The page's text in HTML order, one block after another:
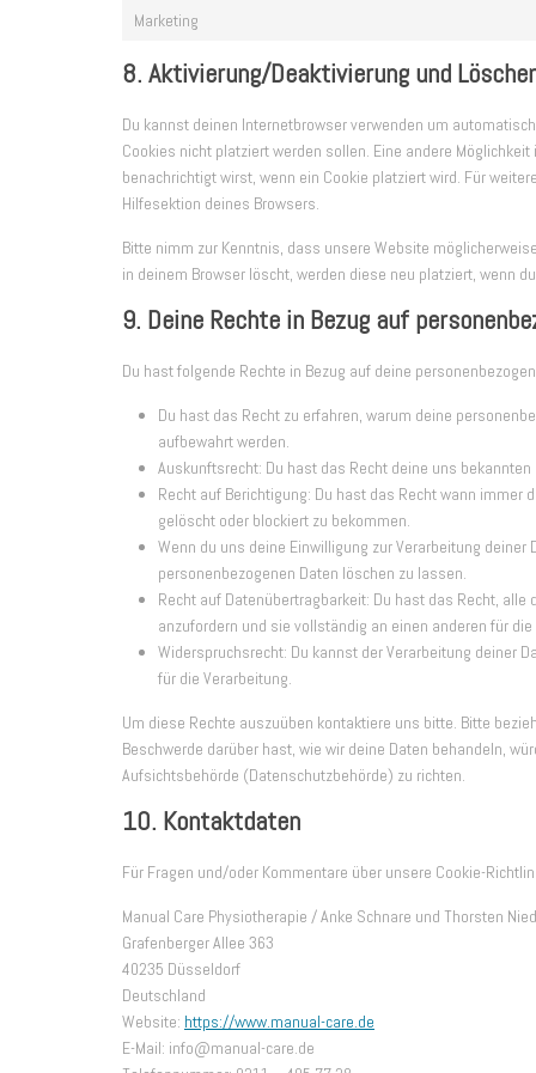
Marketing
8. Aktivierung/Deaktivierung und
Du kannst deinen Internetbrowser verwenden um
Cookies nicht platziert werden sollen. Eine andere
benachrichtigt wirst, wenn ein Cookie platziert wird. Für
Hilfesektion deines Browsers.
Bitte nimm zur Kenntnis, dass unsere Website
in deinem Browser löscht, werden diese neu platziert, wenn
9. Deine Rechte in Bezug auf
Du hast folgende Rechte in Bezug auf deine
Du hast das Recht zu erfahren, warum deine
aufbewahrt werden.
Auskunftsrecht: Du hast das Recht deine uns
Recht auf Berichtigung: Du hast das Recht wann
gelöscht oder blockiert zu bekommen.
Wenn du uns deine Einwilligung zur Verarbeitung
personenbezogenen Daten löschen zu lassen.
Recht auf Datenübertragbarkeit: Du hast das Recht,
anzufordern und sie vollständig an einen anderen für
Widerspruchsrecht: Du kannst der Verarbeitung deiner
für die Verarbeitung.
Um diese Rechte auszuüben kontaktiere uns bitte. Bitte
Beschwerde darüber hast, wie wir deine Daten behandeln,
Aufsichtsbehörde (Datenschutzbehörde) zu richten.
10. Kontaktdaten
Für Fragen und/oder Kommentare über unsere Cookie-
Manual Care Physiotherapie / Anke Schnare und Thorsten
Grafenberger Allee 363
40235 Düsseldorf
Deutschland
Website: https://www.manual-care.de
E-Mail: info@manual-care.de